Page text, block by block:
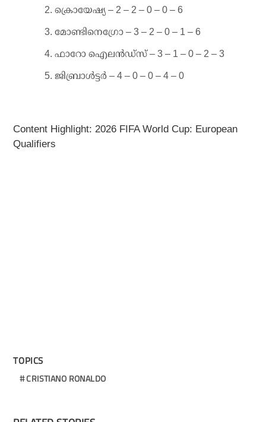
ക്രൊയേഷ്യ – 2 – 2 – 0 – 0 – 6
മോണ്ടിനെഗ്രോ – 3 – 2 – 0 – 1 – 6
ഫാറോ ഐലന്‍ഡ്‌സ് – 3 – 1 – 0 – 2 – 3
ജിബ്രാള്‍ട്ടര്‍ – 4 – 0 – 0 – 4 – 0
Content Highlight: 2026 FIFA World Cup: European
Qualifiers
TOPICS
CRISTIANO RONALDO